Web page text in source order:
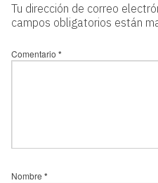
Tu dirección de correo
campos obligatorios están
Comentario *
Nombre *